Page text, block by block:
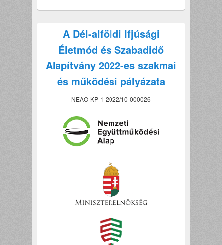
A Dél-alföldi Ifjúsági
Életmód és Szabadidő
Alapítvány 2022-es szakmai
és működési pályázata
NEAO-KP-1-2022/10-000026